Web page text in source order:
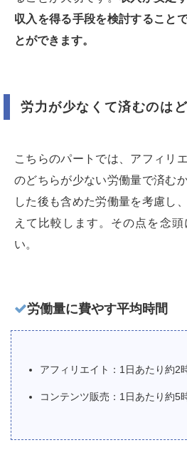
収入を得る手段を検討すること
とができます。
労力が少なくて済むのは
こちらのパートでは、アフィリ
のどちらが少ない労働量で済む
した後も含めた労働量を考慮し
えて比較します。その点を念
い。
労働量に費やす平均時間
アフィリエイト：1日あたり約2
コンテンツ販売：1日あたり約5